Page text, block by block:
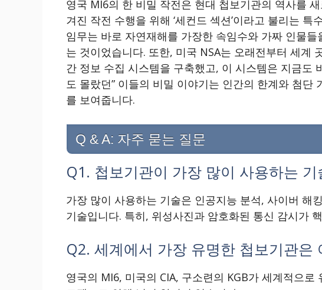
영국 MI6의 한 비밀 작전은 현대 첩보기관의 역사를
겨진 작전 수행을 위해 ‘세컨드 섹션’이라고 불리는
임무는 바로 자연재해를 가장한 속임수와 가짜 인물
는 것이었습니다. 또한, 미국 NSA는 오래전부터 세계
간 정보 수집 시스템을 구축했고, 이 시스템은 지금도
도 몰랐던” 이들의 비밀 이야기는 인간의 한계와 첨단
를 보여줍니다.
Q & A: 자주 묻는 질문
Q1. 첩보기관이 가장 많이 사용하는
가장 많이 사용하는 기술은 인공지능 분석, 사이버 해
기술입니다. 특히, 위성사진과 암호화된 통신 감시가
Q2. 세계에서 가장 유명한 첩보기관은
영국의 MI6, 미국의 CIA, 구소련의 KGB가 세계적으